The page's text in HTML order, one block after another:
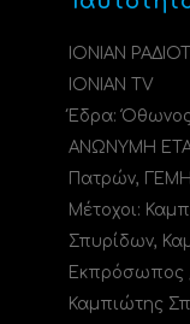
ΙΟΝΙΑΝ
IONIAN TV
Έδρα: Όθωνος
ΑΝΩΝΥΜΗ
Πατρών,
Μέτοχοι:
Σπυρίδων,
Εκπρόσωπος
Καμπιώτης